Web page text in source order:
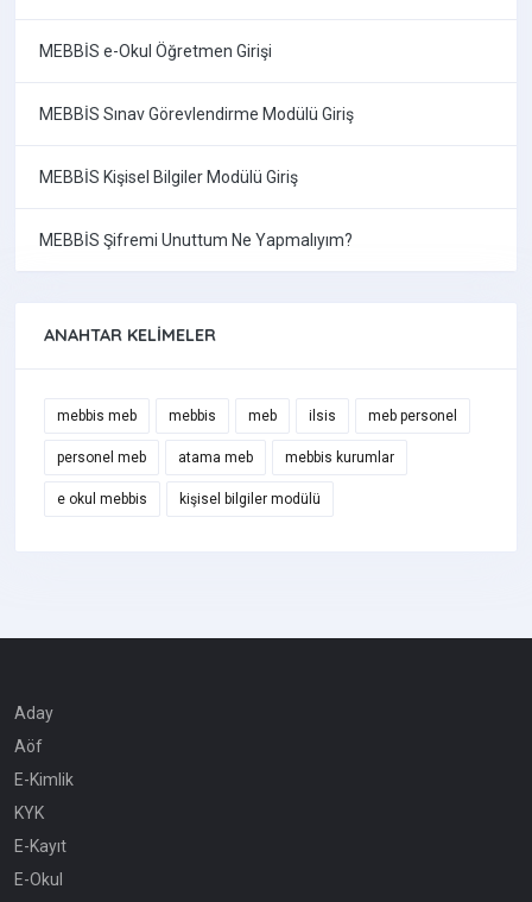
MEBBİS e-Okul Öğretmen Girişi
MEBBİS Sınav Görevlendirme Modülü Giriş
MEBBİS Kişisel Bilgiler Modülü Giriş
MEBBİS Şifremi Unuttum Ne Yapmalıyım?
ANAHTAR KELIMELER
mebbis meb mebbis meb ilsis meb personel
personel meb atama meb mebbis kurumlar
e okul mebbis kişisel bilgiler modülü
Aday
Aöf
E-Kimlik
KYK
E-Kayıt
E-Okul